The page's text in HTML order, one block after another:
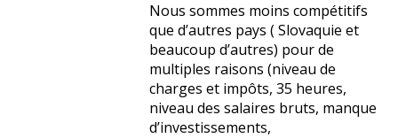
Nous sommes moins compétitifs
que d’autres pays ( Slovaquie et
beaucoup d’autres) pour de
multiples raisons (niveau de
charges et impôts, 35 heures,
niveau des salaires bruts, manque
d’investissements,